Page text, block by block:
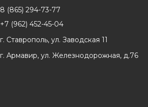
8 (865) 294-73-77
+7 (962) 452-45-04
г. Ставрополь, ул. Заводская 11
г. Армавир, ул. Железнодорожная, д.76